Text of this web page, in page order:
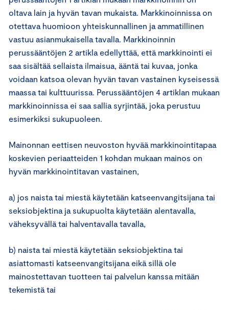
oltava lain ja hyvän tavan mukaista. Markkinoinnissa on
otettava huomioon yhteiskunnallinen ja ammatillinen
vastuu asianmukaisella tavalla. Markkinoinnin
perussääntöjen 2 artikla edellyttää, että markkinointi ei
saa sisältää sellaista ilmaisua, ääntä tai kuvaa, jonka
voidaan katsoa olevan hyvän tavan vastainen kyseisessä
maassa tai kulttuurissa. Perussääntöjen 4 artiklan mukaan
markkinoinnissa ei saa sallia syrjintää, joka perustuu
esimerkiksi sukupuoleen.
Mainonnan eettisen neuvoston hyvää markkinointitapaa
koskevien periaatteiden 1 kohdan mukaan mainos on
hyvän markkinointitavan vastainen,
a) jos naista tai miestä käytetään katseenvangitsijana tai
seksiobjektina ja sukupuolta käytetään alentavalla,
väheksyvällä tai halventavalla tavalla,
b) naista tai miestä käytetään seksiobjektina tai
asiattomasti katseenvangitsijana eikä sillä ole
mainostettavan tuotteen tai palvelun kanssa mitään
tekemistä tai